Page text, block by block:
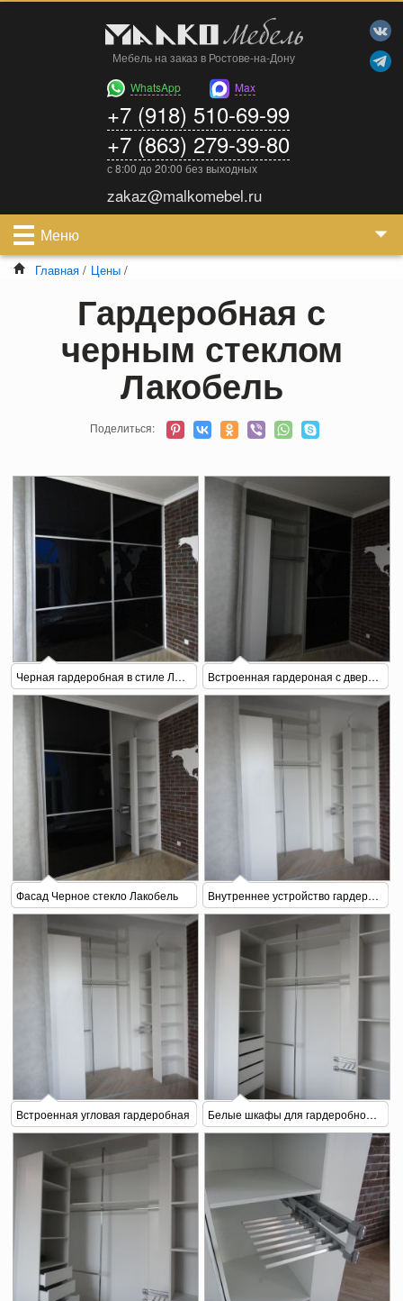
Мебель на заказ в Ростове-на-Дону
WhatsApp
Max
+7 (918) 510-69-99
+7 (863) 279-39-80
с 8:00 до 20:00 без выходных
zakaz@malkomebel.ru
Меню
Главная / Цены /
Гардеробная с
черным стеклом
Лакобель
Поделиться:
Черная гардеробная в стиле Лофт Встроенная гардероная с дверями-купе
Фасад Черное стекло Лакобель Внутреннее устройство гардеробной
Встроенная угловая гардеробная Белые шкафы для гардеробной на заказ